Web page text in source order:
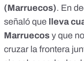
(Marruecos). En
señaló que lleva
Marruecos y que
cruzar la frontera